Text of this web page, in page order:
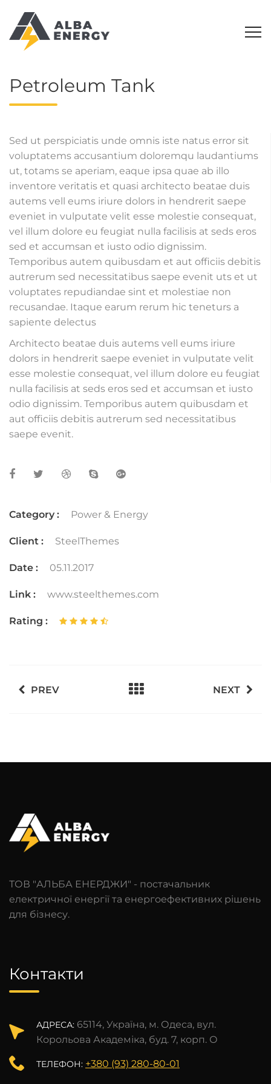
Petroleum Tank
Sed ut perspiciatis unde omnis iste natus error sit
voluptatems accusantium doloremqu laudantiums
ut, totams se aperiam, eaque ipsa quae ab illo
inventore veritatis et quasi architecto beatae duis
autems vell eums iriure dolors in hendrerit saepe
eveniet in vulputate velit esse molestie consequat,
vel illum dolore eu feugiat nulla facilisis at seds eros
sed et accumsan et iusto odio dignissim.
Temporibus autem quibusdam et aut officiis debitis
autrerum sed necessitatibus saepe evenit uts et ut
voluptates repudiandae sint et molestiae non
recusandae. Itaque earum rerum hic teneturs a
sapiente delectus
Architecto beatae duis autems vell eums iriure
dolors in hendrerit saepe eveniet in vulputate velit
esse molestie consequat, vel illum dolore eu feugiat
nulla facilisis at seds eros sed et accumsan et iusto
odio dignissim. Temporibus autem quibusdam et
aut officiis debitis autrerum sed necessitatibus
saepe evenit.
Category : Power & Energy
Client : SteelThemes
Date : 05.11.2017
Link : www.steelthemes.com
Rating :
PREV NEXT
ТОВ "АЛЬБА ЕНЕРДЖИ" - постачальник
електричної енергії та енергоефективних рішень
для бізнесу.
Контакти
АДРЕСА: 65114, Україна, м. Одеса, вул.
Корольова Академіка, буд. 7, корп. О
ТЕЛЕФОН: +380 (93) 280-80-01